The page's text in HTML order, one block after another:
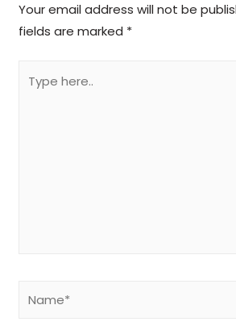
Your email address will not be
fields are marked *